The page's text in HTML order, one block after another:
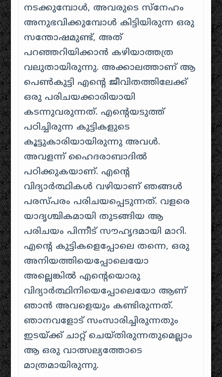
നടക്കുമ്പോൾ, അവരുടെ സ്നേഹം
അനുഭവിക്കുമ്പോൾ കിട്ടിയിരുന്ന ഒരു
സന്തോഷമുണ്ട്, അത്
പറഞ്ഞറിയിക്കാൻ കഴിയാത്തത്ര
വലുതായിരുന്നു. അക്കാലത്താണ് ആ
പെൺകുട്ടി എൻ്റെ ജീവിതത്തിലേക്ക്
ഒരു പരിചയക്കാരിയായി
കടന്നുവരുന്നത്. എൻ്റെയടുത്ത്
പഠിച്ചിരുന്ന കുട്ടികളുടെ
കൂട്ടുകാരിയായിരുന്നു അവൾ.
അവളന്ന് ഹൈദരാബാദിൽ
പഠിക്കുകയാണ്. എൻ്റെ
വിദ്യാർത്ഥികൾ വഴിയാണ് ഞങ്ങൾ
പരസ്പരം പരിചയപ്പെടുന്നത്. വളരെ
യാദൃശ്ചികമായി തുടങ്ങിയ ആ
പരിചയം പിന്നീട് സൗഹൃദമായി മാറി.
എൻ്റെ കുട്ടികളെപ്പോലെ തന്നെ, ഒരു
അനിയത്തിയെപ്പോലെയോ
അല്ലെങ്കിൽ എൻ്റെയൊരു
വിദ്യാർത്ഥിനിയെപ്പോലെയോ ആണ്
ഞാൻ അവളെയും കണ്ടിരുന്നത്.
ഞാനവളോട് സംസാരിച്ചിരുന്നതും
ഇടയ്ക്ക് ചാറ്റ് ചെയ്തിരുന്നതുമെല്ലാം
ആ ഒരു വാത്സല്യത്തോടെ
മാത്രമായിരുന്നു.